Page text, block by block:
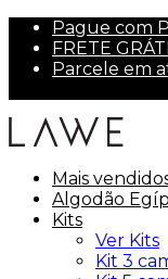
Pague com
FRETE
Parcele em
Mais
Algodão
Kits
Ver Kits
Kit 3